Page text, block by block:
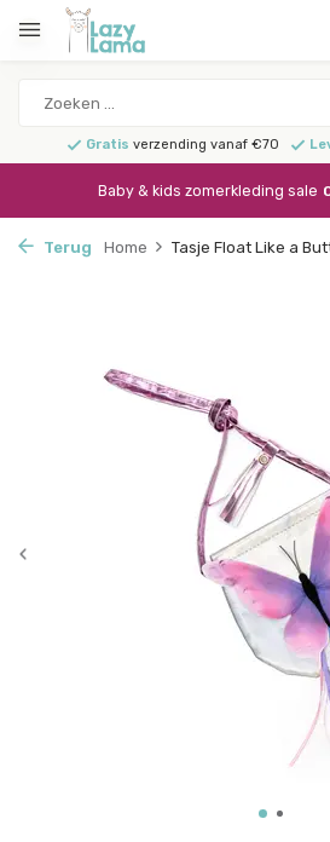
Gratis verzending vanaf €70
Baby & kids zomerkleding sale
Terug Home Tasje Float Like a